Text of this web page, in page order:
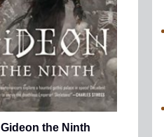
Gideon the Ninth